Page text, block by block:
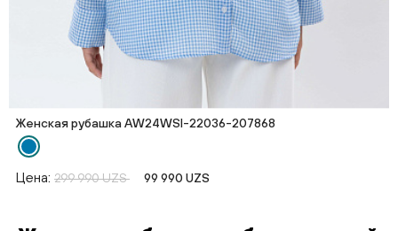
Женская рубашка AW24WSI-22036-207868
Цена: 299 990 UZS 99 990 UZS